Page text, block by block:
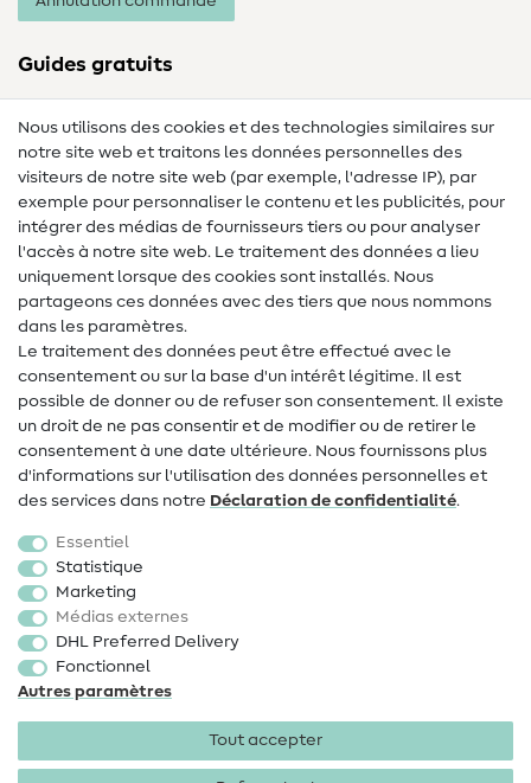
Guides gratuits
Lexique de couture
Tutos de couture
Aide & contact
Contact
Changement de propriétaire
FAQ
Droit de rétractation
Populaire
Accessoires de couture
Promotions
Nous utilisons des cookies et des technologies similaires sur
notre site web et traitons les données personnelles des
visiteurs de notre site web (par exemple, l'adresse IP), par
exemple pour personnaliser le contenu et les publicités, pour
intégrer des médias de fournisseurs tiers ou pour analyser
l'accès à notre site web. Le traitement des données a lieu
uniquement lorsque des cookies sont installés. Nous
partageons ces données avec des tiers que nous nommons
dans les paramètres.
Le traitement des données peut être effectué avec le
consentement ou sur la base d'un intérêt légitime. Il est
possible de donner ou de refuser son consentement. Il existe
un droit de ne pas consentir et de modifier ou de retirer le
consentement à une date ultérieure. Nous fournissons plus
d'informations sur l'utilisation des données personnelles et
des services dans notre Déclaration de confidentialité.
Essentiel
Statistique
Marketing
Médias externes
DHL Preferred Delivery
Fonctionnel
Autres paramètres
Tout accepter
Mentions légales Protection des données CGV
Droit